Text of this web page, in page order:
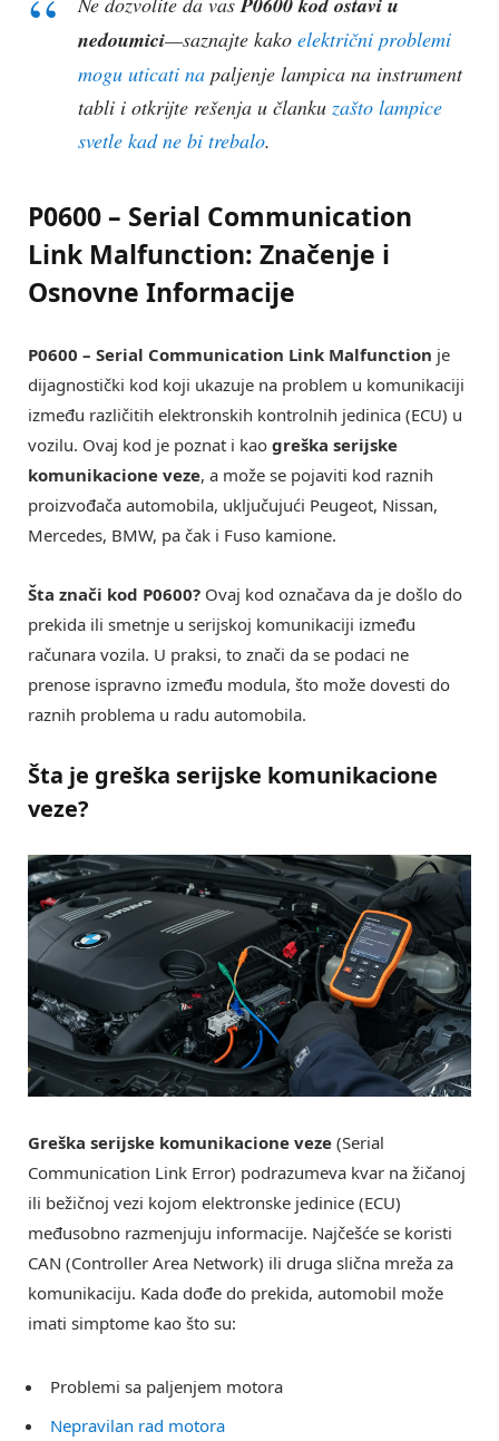
nedoumici—saznajte kako električni problemi
mogu uticati na paljenje lampica na instrument
tabli i otkrijte rešenja u članku zašto lampice
svetle kad ne bi trebalo.
P0600 – Serial Communication
Link Malfunction: Značenje i
Osnovne Informacije
P0600 – Serial Communication Link Malfunction je
dijagnostički kod koji ukazuje na problem u komunikaciji
između različitih elektronskih kontrolnih jedinica (ECU) u
vozilu. Ovaj kod je poznat i kao greška serijske
komunikacione veze, a može se pojaviti kod raznih
proizvođača automobila, uključujući Peugeot, Nissan,
Mercedes, BMW, pa čak i Fuso kamione.
Šta znači kod P0600? Ovaj kod označava da je došlo do
prekida ili smetnje u serijskoj komunikaciji između
računara vozila. U praksi, to znači da se podaci ne
prenose ispravno između modula, što može dovesti do
raznih problema u radu automobila.
Šta je greška serijske komunikacione
veze?
Greška serijske komunikacione veze (Serial
Communication Link Error) podrazumeva kvar na žičanoj
ili bežičnoj vezi kojom elektronske jedinice (ECU)
međusobno razmenjuju informacije. Najčešće se koristi
CAN (Controller Area Network) ili druga slična mreža za
komunikaciju. Kada dođe do prekida, automobil može
imati simptome kao što su:
Problemi sa paljenjem motora
Nepravilan rad motora